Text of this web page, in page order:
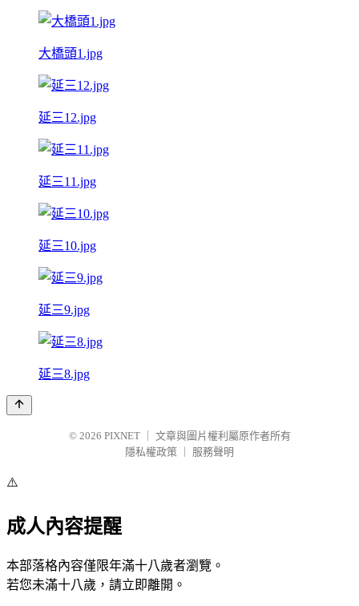
大橋頭1.jpg
延三12.jpg
延三11.jpg
延三10.jpg
延三9.jpg
延三8.jpg
© 2026 PIXNET
文章與圖片權利屬原作者所有
隱私權政策
服務聲明
⚠️
成人內容提醒
本部落格內容僅限年滿十八歲者瀏覽。
若您未滿十八歲，請立即離開。